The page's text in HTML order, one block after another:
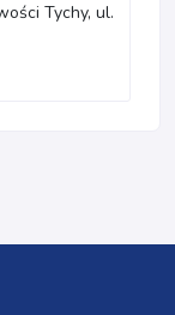
Tychy, ul.